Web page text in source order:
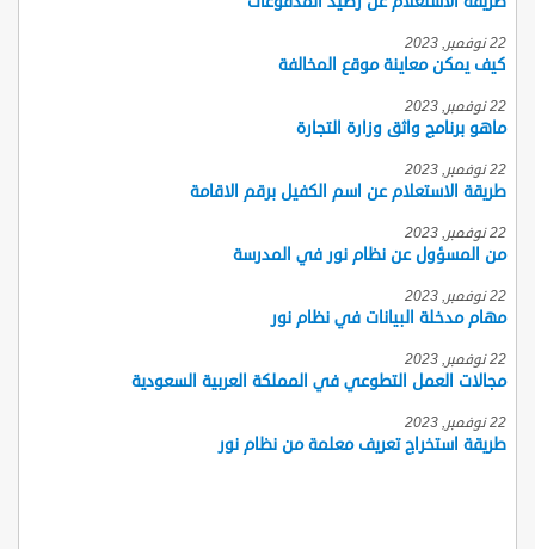
22 نوفمبر, 2023
كيف يمكن معاينة موقع المخالفة
22 نوفمبر, 2023
ماهو برنامج واثق وزارة التجارة
22 نوفمبر, 2023
طريقة الاستعلام عن اسم الكفيل برقم الاقامة
22 نوفمبر, 2023
من المسؤول عن نظام نور في المدرسة
22 نوفمبر, 2023
مهام مدخلة البيانات في نظام نور
22 نوفمبر, 2023
مجالات العمل التطوعي في المملكة العربية السعودية
22 نوفمبر, 2023
طريقة استخراج تعريف معلمة من نظام نور